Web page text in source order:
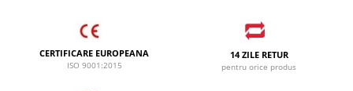
CERTIFICARE EUROPEANA
ISO 9001:2015
14 ZILE RETUR
pentru orice produs